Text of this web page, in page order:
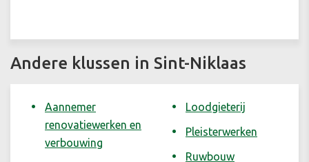
Andere klussen in Sint-Niklaas
Aannemer
renovatiewerken en
verbouwing
Loodgieterij
Pleisterwerken
Ruwbouw